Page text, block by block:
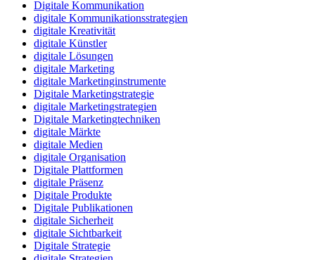
Digitale Kommunikation
digitale Kommunikationsstrategien
digitale Kreativität
digitale Künstler
digitale Lösungen
digitale Marketing
digitale Marketinginstrumente
Digitale Marketingstrategie
digitale Marketingstrategien
Digitale Marketingtechniken
digitale Märkte
digitale Medien
digitale Organisation
Digitale Plattformen
digitale Präsenz
Digitale Produkte
Digitale Publikationen
digitale Sicherheit
digitale Sichtbarkeit
Digitale Strategie